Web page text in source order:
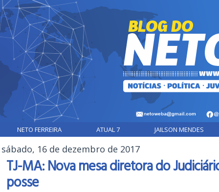
NETO FERREIRA ATUAL 7 JAILSON MENDES
sábado, 16 de dezembro de 2017
TJ-MA: Nova mesa diretora do
posse